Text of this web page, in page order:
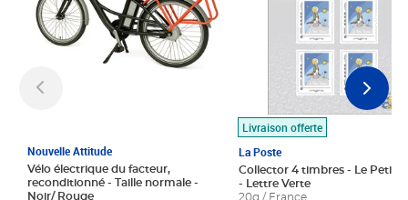
Nouvelle Attitude
Vélo électrique du facteur,
reconditionné - Taille normale -
Noir/ Rouge
Livraison offerte
La Poste
Collector 4 timbres - Le Petit
- Lettre Verte
20g / France